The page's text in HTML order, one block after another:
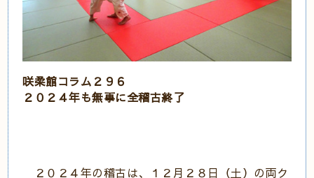
咲柔館コラム２９６
２０２４年も無事に全稽古終了
２０２４年の稽古は、１２月２８日（土）の両ク